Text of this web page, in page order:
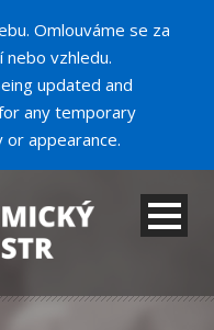
Omlouváme se za
nebo vzhledu.
updated and
any temporary
or appearance.